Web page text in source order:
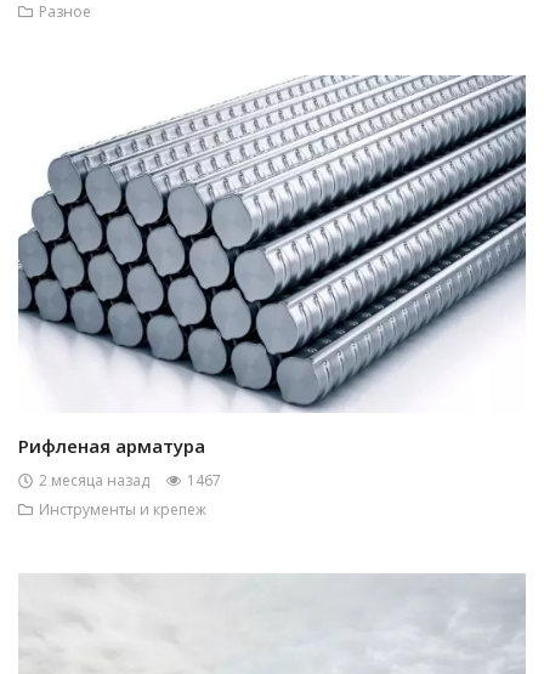
Разное
Рифленая арматура
2 месяца назад
1467
Инструменты и крепеж